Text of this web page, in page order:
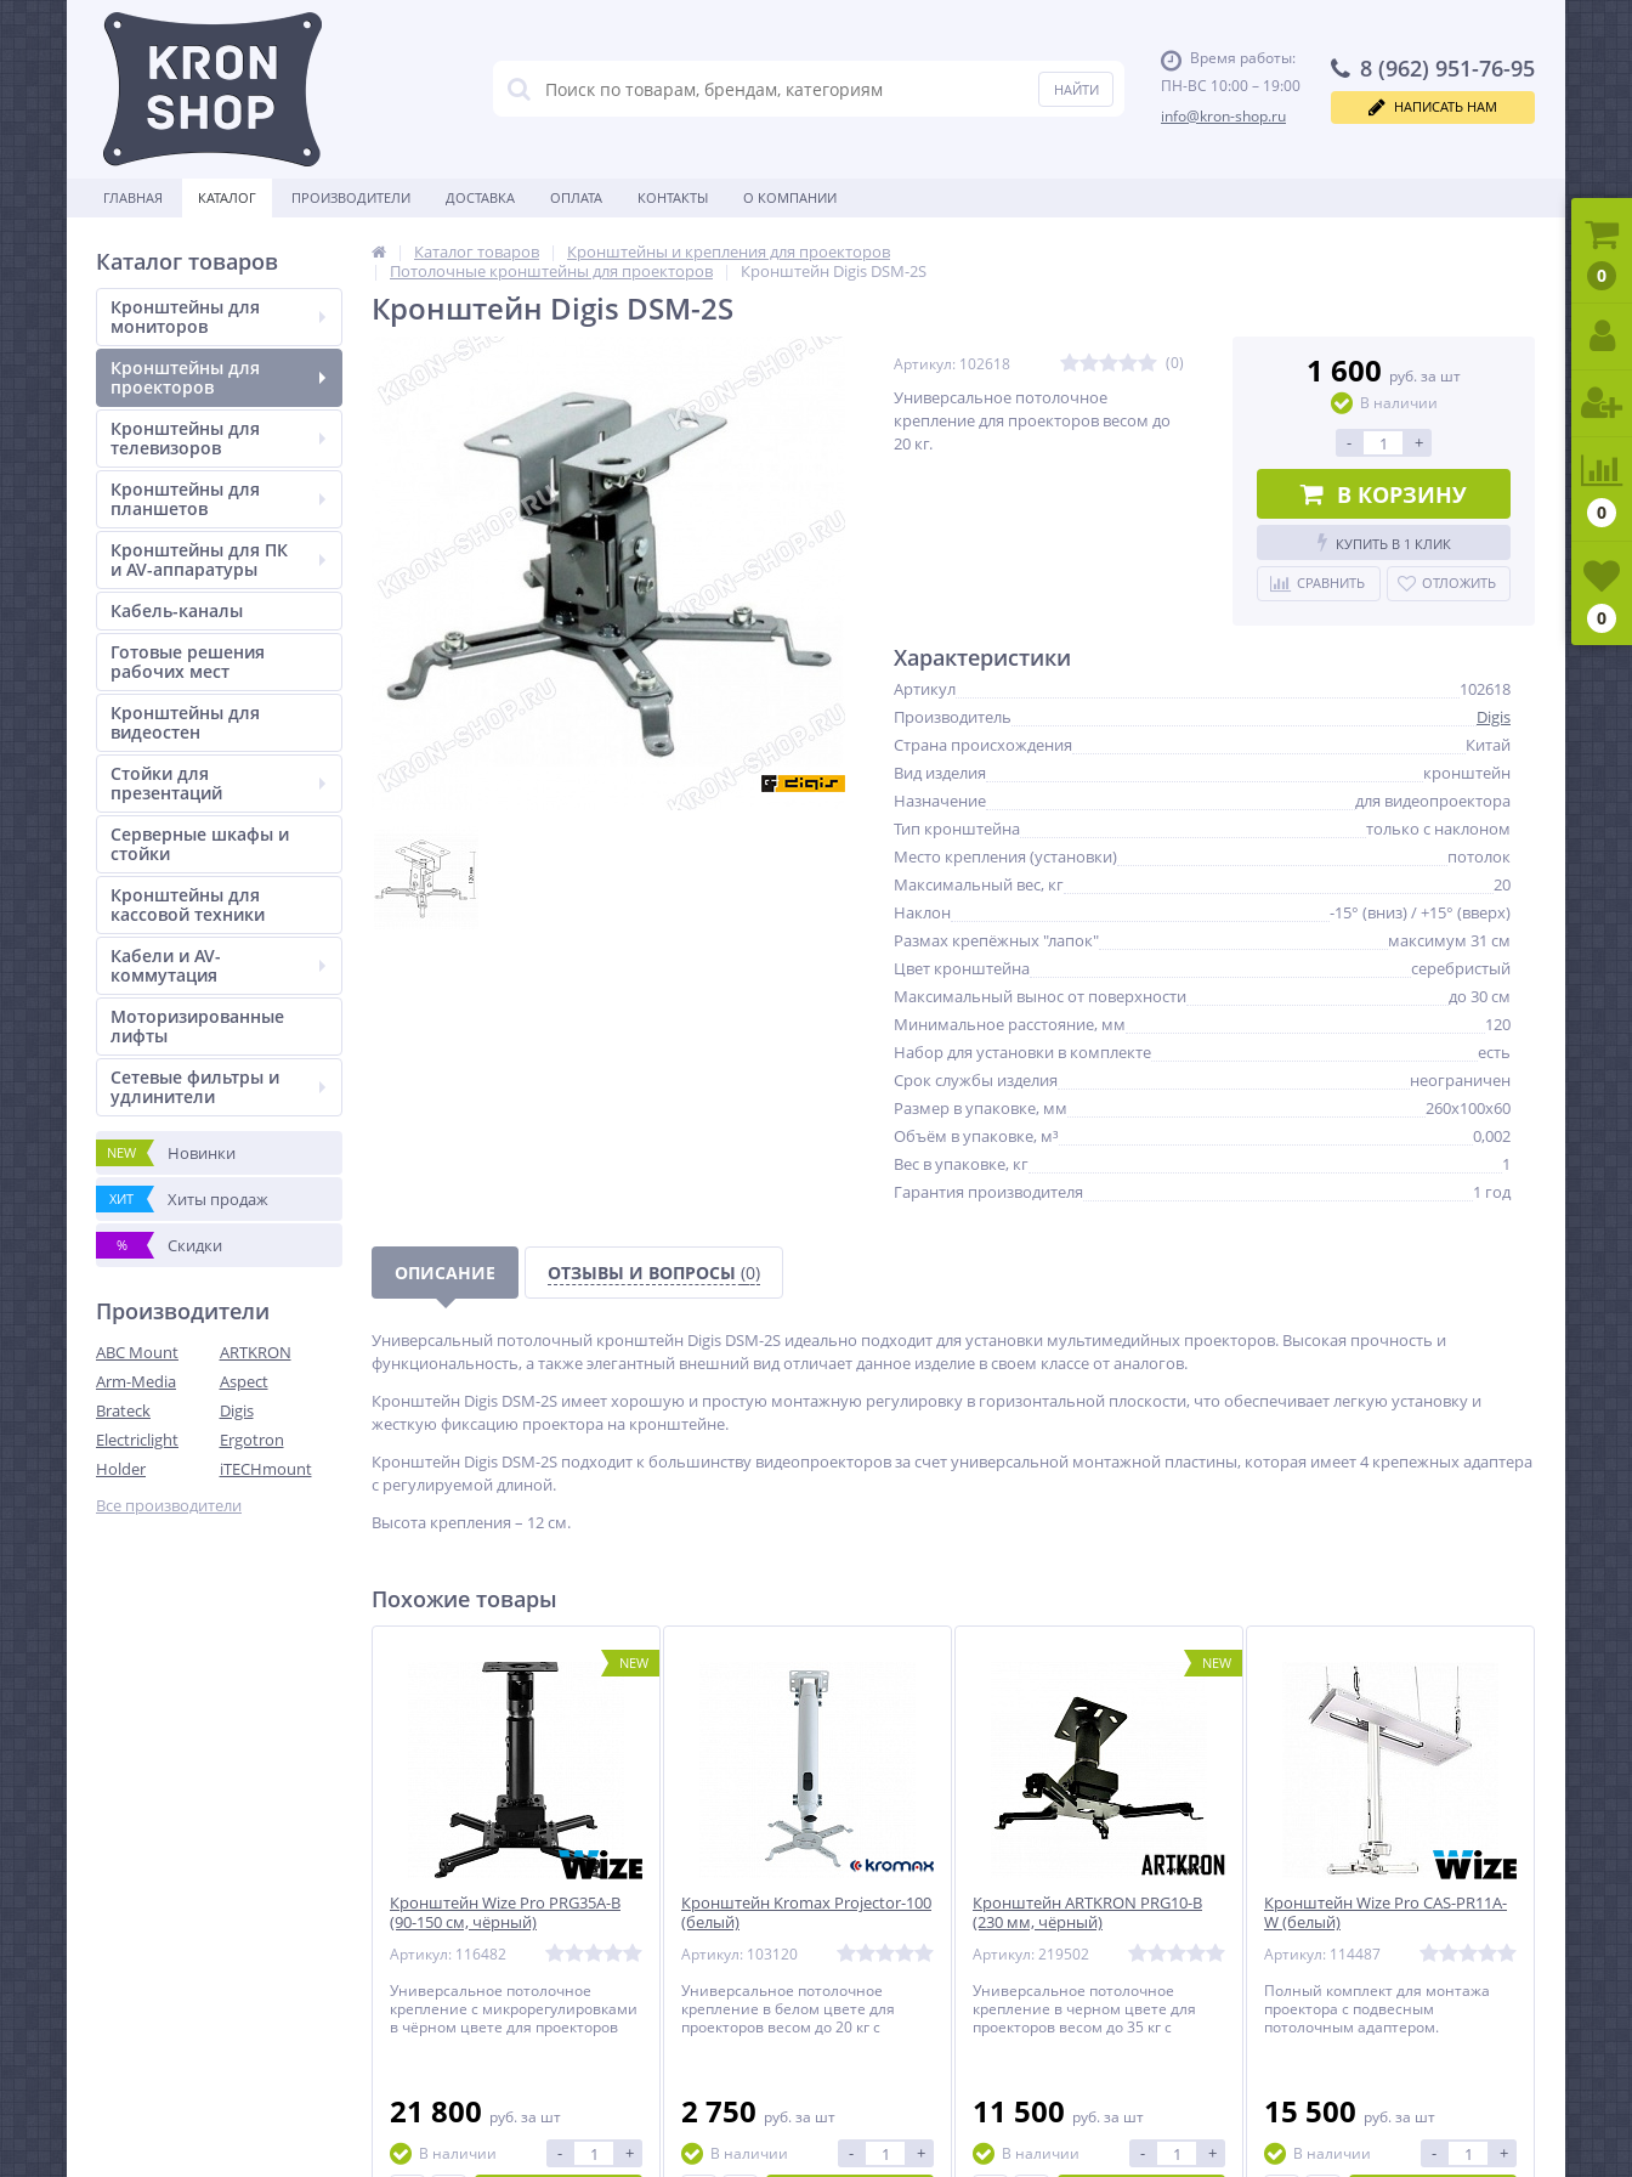
Время работы:
ПН-ВС 10:00 – 19:00
info@kron-shop.ru
8 (962) 951-76-95
НАПИСАТЬ НАМ
ГЛАВНАЯ КАТАЛОГ ПРОИЗВОДИТЕЛИ ДОСТАВКА ОПЛАТА КОНТАКТЫ О КОМПАНИИ
Каталог товаров
Кронштейны для
мониторов
Кронштейны для
проекторов
Кронштейны для
телевизоров
Кронштейны для
планшетов
Кронштейны для ПК
и AV-аппаратуры
Кабель-каналы
Готовые решения
рабочих мест
Кронштейны для
видеостен
Стойки для
презентаций
Серверные шкафы и
стойки
Кронштейны для
кассовой техники
Кабели и AV-
коммутация
Моторизированные
лифты
Сетевые фильтры и
удлинители
NEW Новинки
ХИТ Хиты продаж
% Скидки
Производители
ABC Mount
ARTKRON
Arm-Media
Aspect
Brateck
Digis
Electriclight
Ergotron
Holder
iTECHmount
Все производители
Каталог товаров
Кронштейны и крепления для проекторов
Потолочные кронштейны для проекторов
Кронштейн Digis DSM-2S
Кронштейн Digis DSM-2S
Артикул: 102618 (0)
Универсальное потолочное
крепление для проекторов весом до
20 кг.
1 600 руб. за шт
В наличии
- +
В КОРЗИНУ
КУПИТЬ В 1 КЛИК
СРАВНИТЬ ОТЛОЖИТЬ
Характеристики
Артикул
102618
Производитель
Digis
Страна происхождения
Китай
Вид изделия
кронштейн
Назначение
для видеопроектора
Тип кронштейна
только с наклоном
Место крепления (установки)
потолок
Максимальный вес, кг
20
Наклон
-15° (вниз) / +15° (вверх)
Размах крепёжных "лапок"
максимум 31 см
Цвет кронштейна
серебристый
Максимальный вынос от поверхности
до 30 см
Минимальное расстояние, мм
120
Набор для установки в комплекте
есть
Срок службы изделия
неограничен
Размер в упаковке, мм
260x100x60
Объём в упаковке, м³
0,002
Вес в упаковке, кг
1
Гарантия производителя
1 год
ОПИСАНИЕ ОТЗЫВЫ И ВОПРОСЫ (0)
Универсальный потолочный кронштейн Digis DSM-2S идеально подходит для установки мультимедийных проекторов. Высокая прочность и
функциональность, а также элегантный внешний вид отличает данное изделие в своем классе от аналогов.
Кронштейн Digis DSM-2S имеет хорошую и простую монтажную регулировку в горизонтальной плоскости, что обеспечивает легкую установку и
жесткую фиксацию проектора на кронштейне.
Кронштейн Digis DSM-2S подходит к большинству видеопроекторов за счет универсальной монтажной пластины, которая имеет 4 крепежных адаптера
с регулируемой длиной.
Высота крепления – 12 см.
Похожие товары
NEW
Кронштейн Wize Pro PRG35A-B
(90-150 см, чёрный)
Артикул: 116482
Универсальное потолочное
крепление с микрорегулировками
в чёрном цвете для проекторов
21 800 руб. за шт
В наличии
- +
Кронштейн Kromax Projector-100
(белый)
Артикул: 103120
Универсальное потолочное
крепление в белом цвете для
проекторов весом до 20 кг c
2 750 руб. за шт
В наличии
- +
NEW
Кронштейн ARTKRON PRG10-B
(230 мм, чёрный)
Артикул: 219502
Универсальное потолочное
крепление в черном цвете для
проекторов весом до 35 кг c
11 500 руб. за шт
В наличии
- +
Кронштейн Wize Pro CAS-PR11A-
W (белый)
Артикул: 114487
Полный комплект для монтажа
проектора с подвесным
потолочным адаптером.
15 500 руб. за шт
В наличии
- +
0
0
0